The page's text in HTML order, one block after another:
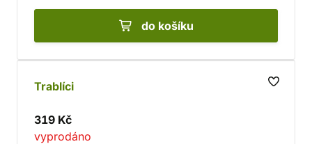
do košíku
Trablíci
319 Kč
vyprodáno